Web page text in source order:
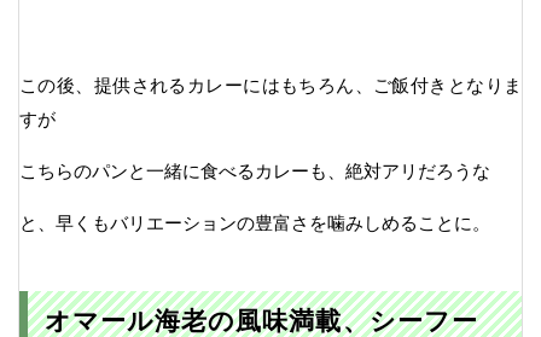
この後、提供されるカレーにはもちろん、ご飯付きとなりま
すが
こちらのパンと一緒に食べるカレーも、絶対アリだろうな
と、早くもバリエーションの豊富さを噛みしめることに。
オマール海老の風味満載、シーフー